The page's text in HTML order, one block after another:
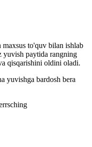
maxsus to'quv bilan ishlab
yuvish paytida rangning
qisqarishini oldini oladi.
yuvishga bardosh bera